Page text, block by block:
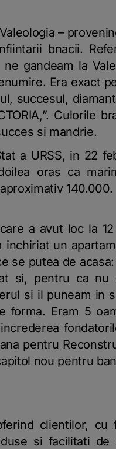
–
bnacii.
ne gandeam la
Era exact
succesul,
Culorile
si mandrie.
a URSS, in 22
oras ca
140.000.
a avut loc la
inchiriat un
se putea de
si, pentru ca nu
si il puneam in
forma. Eram 5
pentru
nou pentru
clientilor, cu
si facilitati de